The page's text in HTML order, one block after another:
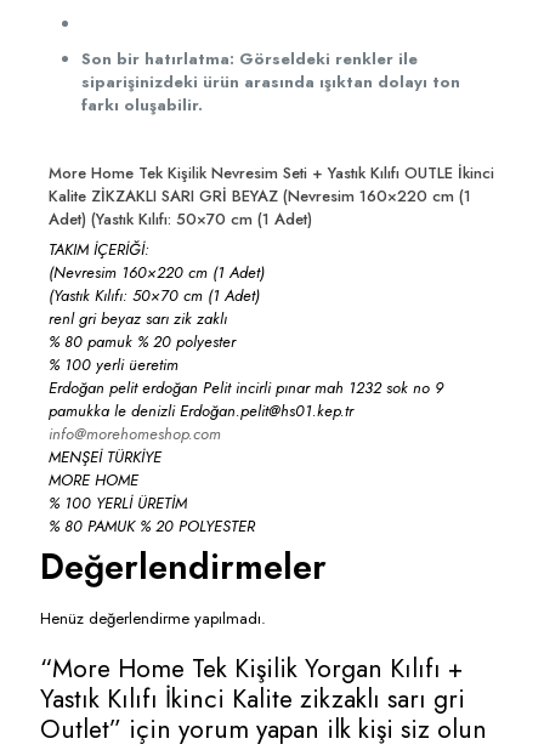
Son bir hatırlatma: Görseldeki renkler ile
siparişinizdeki ürün arasında ışıktan dolayı ton
farkı oluşabilir.
More Home Tek Kişilik Nevresim Seti + Yastık Kılıfı OUTLE İkinci
Kalite ZİKZAKLI SARI GRİ BEYAZ (Nevresim 160×220 cm (1
Adet) (Yastık Kılıfı: 50×70 cm (1 Adet)
TAKIM İÇERİĞİ:
(Nevresim 160×220 cm (1 Adet)
(Yastık Kılıfı: 50×70 cm (1 Adet)
renl gri beyaz sarı zik zaklı
% 80 pamuk % 20 polyester
% 100 yerli üeretim
Erdoğan pelit erdoğan Pelit incirli pınar mah 1232 sok no 9
pamukka le denizli Erdoğan.pelit@hs01.kep.tr
info@morehomeshop.com
MENŞEİ TÜRKİYE
MORE HOME
% 100 YERLİ ÜRETİM
% 80 PAMUK % 20 POLYESTER
Değerlendirmeler
Henüz değerlendirme yapılmadı.
“More Home Tek Kişilik Yorgan Kılıfı +
Yastık Kılıfı İkinci Kalite zikzaklı sarı gri
Outlet” için yorum yapan ilk kişi siz olun